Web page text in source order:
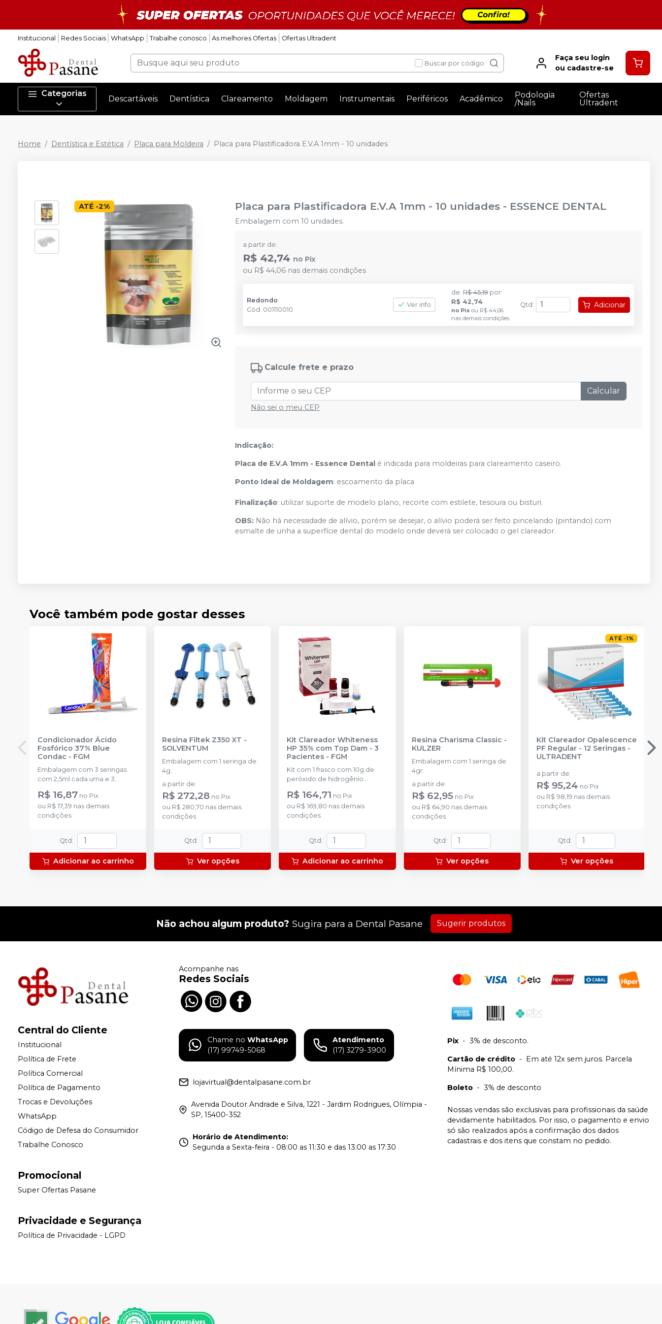
Institucional Redes Sociais WhatsApp Trabalhe conosco As melhores Ofertas Ofertas Ultradent
Buscar por código
Faça seu login
ou cadastre-se
Categorias
Descartáveis Dentística Clareamento Moldagem Instrumentais Periféricos Acadêmico
Podologia
/Nails
Ofertas
Ultradent
Home Dentística e Estética Placa para Moldeira Placa para Plastificadora E.V.A 1mm - 10 unidades
ATÉ -2% Placa para Plastificadora E.V.A 1mm - 10 unidades - ESSENCE DENTAL
Embalagem com 10 unidades.
a partir de:
R$ 42,74 no Pix
ou R$ 44,06 nas demais condições
Redondo
Cód. 001110010
Ver info
de: R$ 45,19 por:
R$ 42,74
no Pix ou R$ 44,06
nas demais condições
Qtd : Adicionar
Calcule frete e prazo
Calcular
Não sei o meu CEP
Indicação:
Placa de E.V.A 1mm - Essence Dental é indicada para moldeiras para clareamento caseiro.
Ponto Ideal de Moldagem: escoamento da placa
Finalização: utilizar suporte de modelo plano, recorte com estilete, tesoura ou bisturi.
OBS: Não há necessidade de alívio, porém se desejar, o alívio poderá ser feito pincelando (pintando) com
esmalte de unha a superfície dental do modelo onde deverá ser colocado o gel clareador.
Você também pode gostar desses
Condicionador Ácido
Fosfórico 37% Blue
Condac - FGM
Embalagem com 3 seringas
com 2,5ml cada uma e 3
R$ 16,87 no Pix
ou R$ 17,39 nas demais
condições
Qtd :
Adicionar ao carrinho
Resina Filtek Z350 XT -
SOLVENTUM
Embalagem com 1 seringa de
4g.
a partir de:
R$ 272,28 no Pix
ou R$ 280,70 nas demais
condições
Qtd :
Ver opções
Kit Clareador Whiteness
HP 35% com Top Dam - 3
Pacientes - FGM
Kit com 1 frasco com 10g de
peróxido de hidrogênio
de espessante + 1 frasco com
2g de solução Neutralize
(neutralizante de peróxidos) + 1
preparo do gel e 1 Top Dam
com 2g.
R$ 164,71 no Pix
ou R$ 169,80 nas demais
condições
Qtd :
Adicionar ao carrinho
Resina Charisma Classic-
KULZER
Embalagem com 1 seringa de
4gr.
a partir de:
R$ 62,95 no Pix
ou R$ 64,90 nas demais
condições
Qtd :
Ver opções
ATÉ -1%
Kit Clareador Opalescence
PF Regular - 12 Seringas-
ULTRADENT
a partir de:
R$ 95,24 no Pix
ou R$ 98,19 nas demais
condições
Qtd :
Ver opções
Não achou algum produto? Sugira para a Dental Pasane Sugerir produtos
Central do Cliente
Institucional
Política de Frete
Política Comercial
Política de Pagamento
Trocas e Devoluções
WhatsApp
Código de Defesa do Consumidor
Trabalhe Conosco
Promocional
Super Ofertas Pasane
Privacidade e Segurança
Política de Privacidade - LGPD
Acompanhe nas
Redes Sociais
Chame no WhatsApp
(17) 99749-5068
Atendimento
(17) 3279-3900
lojavirtual@dentalpasane.com.br
Avenida Doutor Andrade e Silva, 1221 - Jardim Rodrigues, Olímpia -
SP, 15400-352
Horário de Atendimento:
Segunda a Sexta-feira - 08:00 as 11:30 e das 13:00 as 17:30
Pix - 3% de desconto.
Cartão de crédito - Em até 12x sem juros. Parcela
Mínima R$ 100,00.
Boleto - 3% de desconto
Nossas vendas são exclusivas para profissionais da saúde
devidamente habilitados. Por isso, o pagamento e envio
só são realizados após a confirmação dos dados
cadastrais e dos itens que constam no pedido.